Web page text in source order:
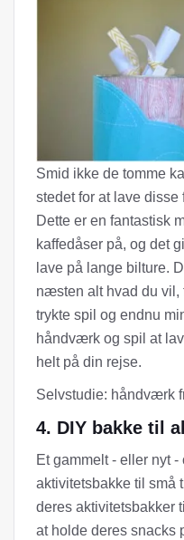
Smid ikke de tomme
stedet for at lave
Dette er en fantastisk
kaffedåser på, og det
lave på lange bilture.
næsten alt hvad du vil,
trykte spil og endnu
håndværk og spil at
helt på din rejse.
Selvstudie: håndværk
4. DIY bakke til
Et gammelt - eller nyt
aktivitetsbakke til små
deres aktivitetsbakker
at holde deres snacks